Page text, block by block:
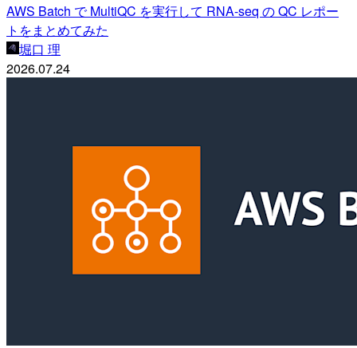
AWS Batch で MultiQC を実行して RNA-seq の QC レポー
トをまとめてみた
堀口 理
2026.07.24